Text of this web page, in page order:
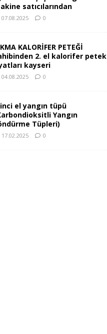
satıcılarından
07.08.2025 0
KALORİFER PETEĞİ
2. el kalorifer petek
kayseri
04.08.2025 0
el yangın tüpü
Yangın
Tüpleri)
17.02.2025 0